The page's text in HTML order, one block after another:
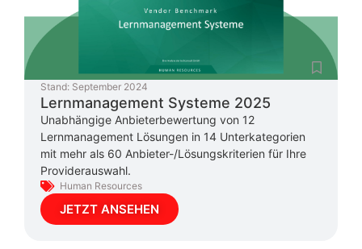
Stand: September 2024
Lernmanagement Systeme 2025
Unabhängige Anbieterbewertung von 12
Lernmanagement Lösungen in 14 Unterkategorien
mit mehr als 60 Anbieter-/Lösungskriterien für Ihre
Providerauswahl.
Human Resources
JETZT ANSEHEN